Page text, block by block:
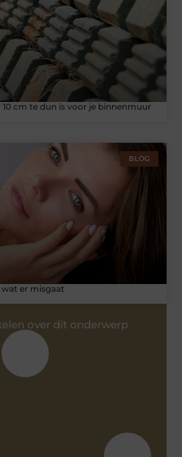
cm te dun is voor je binnenmuur
BLOG
er misgaat
over dit onderwerp